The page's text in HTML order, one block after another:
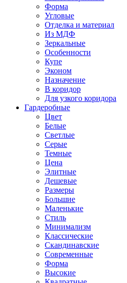
Форма
Угловые
Отделка и материал
Из МДФ
Зеркальные
Особенности
Купе
Эконом
Назначение
В коридор
Для узкого коридора
Гардеробные
Цвет
Белые
Светлые
Серые
Темные
Цена
Элитные
Дешевые
Размеры
Большие
Маленькие
Стиль
Минимализм
Классические
Скандинавские
Современные
Форма
Высокие